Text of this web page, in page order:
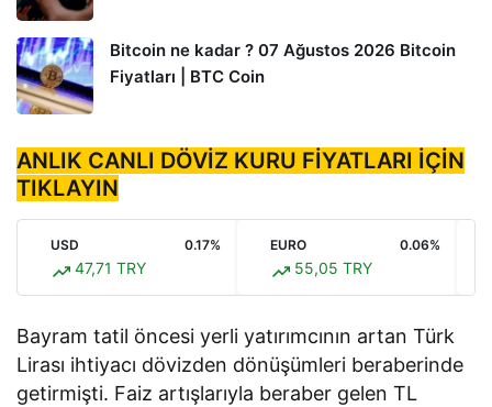
Bitcoin ne kadar ? 07 Ağustos 2026 Bitcoin
Fiyatları | BTC Coin
ANLIK CANLI DÖVİZ KURU FİYATLARI İÇİN
TIKLAYIN
USD 0.17%
47,71 TRY
EURO 0.06%
55,05 TRY
Bayram tatil öncesi yerli yatırımcının artan Türk
Lirası ihtiyacı dövizden dönüşümleri beraberinde
getirmişti. Faiz artışlarıyla beraber gelen TL